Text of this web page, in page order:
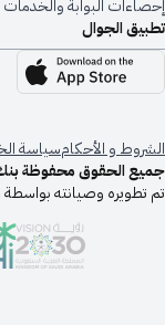
إحصاءات البوابة والخدمات
تطبيق الجوال
الشروط و الأحكامسياسة
جميع الحقوق محفوظة بنك
تم تطويره وصيانته بواسطة